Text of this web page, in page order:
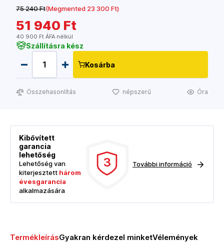
75 240 Ft(Megmented 23 300 Ft)
51 940 Ft
40 900 Ft ÁFA nélkül
Szállításra kész
Kosárba
Összehasonlítás népszerű Óra
Kibővített
garancia
lehetőség
Lehetőség van
kiterjesztett három
évesgarancia
alkalmazására
3 További információ
TermékleírásGyakran kérdezel minketVélemények